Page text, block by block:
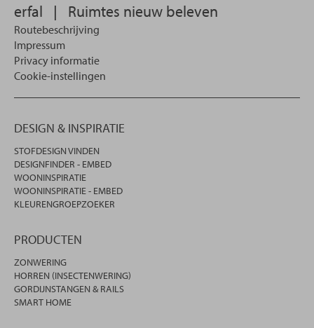
erfal | Ruimtes nieuw beleven
Routebeschrijving
Impressum
Privacy informatie
Cookie-instellingen
DESIGN & INSPIRATIE
STOFDESIGN VINDEN
DESIGNFINDER - EMBED
WOONINSPIRATIE
WOONINSPIRATIE - EMBED
KLEURENGROEPZOEKER
PRODUCTEN
ZONWERING
HORREN (INSECTENWERING)
GORDIJNSTANGEN & RAILS
SMART HOME